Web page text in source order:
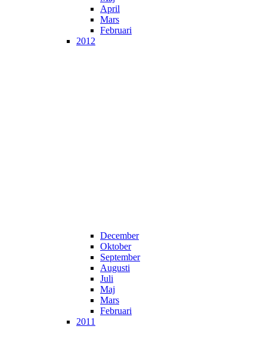
April
Mars
Februari
2012
December
Oktober
September
Augusti
Juli
Maj
Mars
Februari
2011